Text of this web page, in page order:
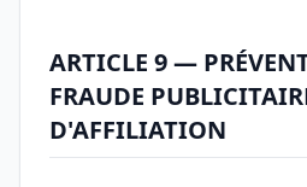
ARTICLE 9 —
FRAUDE
D'AFFILIATION